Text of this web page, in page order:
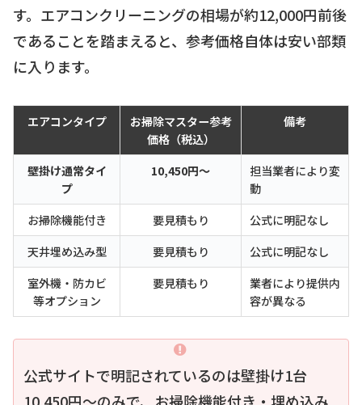
す。エアコンクリーニングの相場が約12,000円前後
であることを踏まえると、参考価格自体は安い部類
に入ります。
エアコンタイプ
お掃除マスター参考
価格（税込）
備考
壁掛け通常タイ
プ
10,450円〜
担当業者により変
動
お掃除機能付き
要見積もり
公式に明記なし
天井埋め込み型
要見積もり
公式に明記なし
室外機・防カビ
等オプション
要見積もり
業者により提供内
容が異なる
公式サイトで明記されているのは壁掛け1台